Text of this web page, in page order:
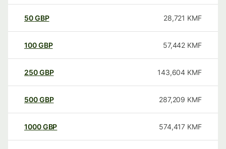
50GBP 28,721 KMF
100GBP 57,442 KMF
250GBP 143,604 KMF
500GBP 287,209 KMF
1000GBP 574,417 KMF